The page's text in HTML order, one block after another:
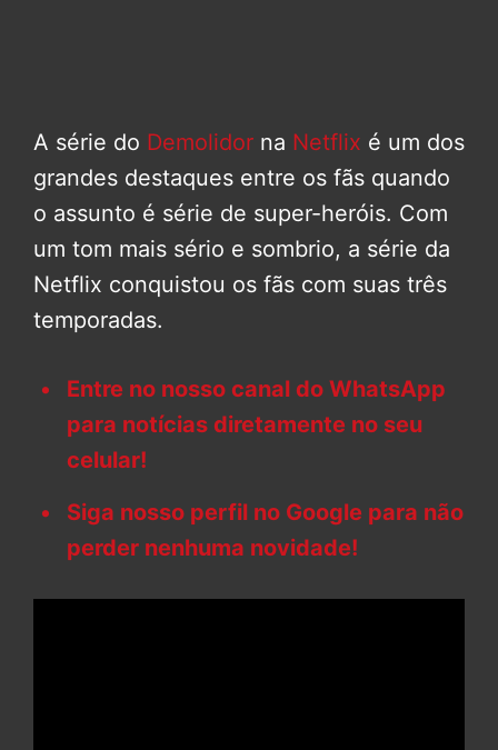
A série do Demolidor na Netflix é um dos
grandes destaques entre os fãs quando
o assunto é série de super-heróis. Com
um tom mais sério e sombrio, a série da
Netflix conquistou os fãs com suas três
temporadas.
Entre no nosso canal do WhatsApp
para notícias diretamente no seu
celular!
Siga nosso perfil no Google para não
perder nenhuma novidade!